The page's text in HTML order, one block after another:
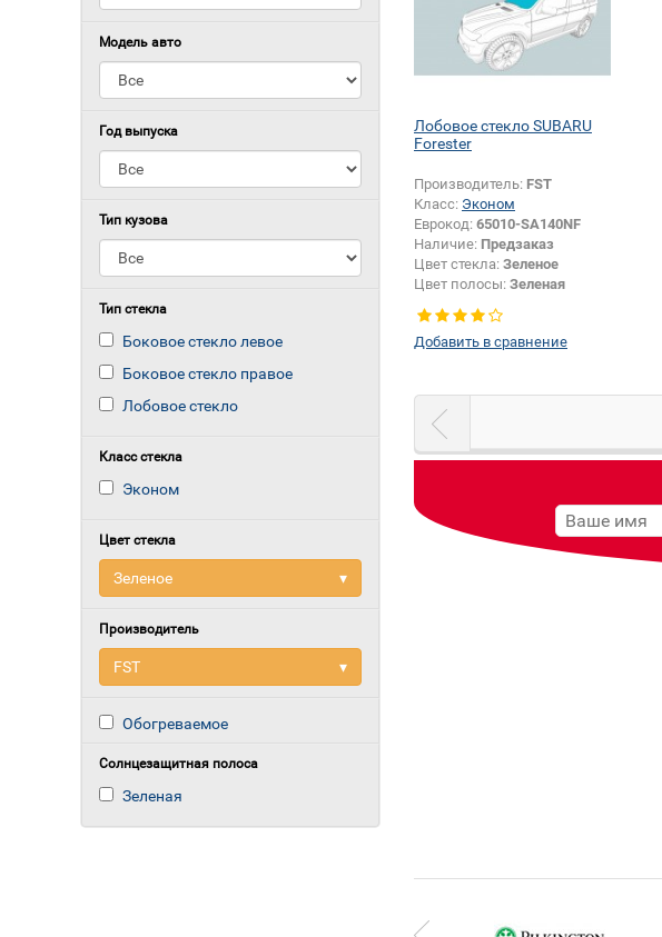
Модель авто
Год выпуска
Тип кузова
Тип стекла
Боковое стекло левое
Боковое стекло правое
Лобовое стекло
Класс стекла
Эконом
Цвет стекла
▾
Зеленое
Производитель
▾
FST
Обогреваемое
Солнцезащитная полоса
Зеленая
Лобовое стекло SUBARU
Forester
Производитель: FST
Класс: Эконом
Еврокод: 65010-SA140NF
Наличие: Предзаказ
Цвет стекла: Зеленое
Цвет полосы: Зеленая
Тип кузова: Внедорожник
Добавить в сравнение